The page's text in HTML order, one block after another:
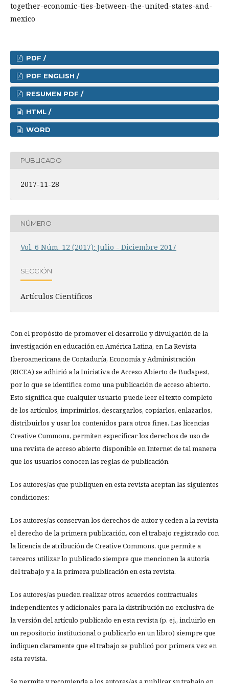
together-economic-ties-between-the-united-states-and-
mexico
PDF /
PDF ENGLISH /
RESUMEN PDF /
HTML /
WORD
PUBLICADO
2017-11-28
NÚMERO
Vol. 6 Núm. 12 (2017): Julio - Diciembre 2017
SECCIÓN
Artículos Científicos
Con el propósito de promover el desarrollo y divulgación de la
investigación en educación en América Latina, en La Revista
Iberoamericana de Contaduría, Economía y Administración
(RICEA) se adhirió a la Iniciativa de Acceso Abierto de Budapest,
por lo que se identifica como una publicación de acceso abierto.
Esto significa que cualquier usuario puede leer el texto completo
de los artículos, imprimirlos, descargarlos, copiarlos, enlazarlos,
distribuirlos y usar los contenidos para otros fines. Las licencias
Creative Cummons, permiten especificar los derechos de uso de
una revista de acceso abierto disponible en Internet de tal manera
que los usuarios conocen las reglas de publicación.
Los autores/as que publiquen en esta revista aceptan las siguientes
condiciones:
Los autores/as conservan los derechos de autor y ceden a la revista
el derecho de la primera publicación, con el trabajo registrado con
la licencia de atribución de Creative Commons, que permite a
terceros utilizar lo publicado siempre que mencionen la autoría
del trabajo y a la primera publicación en esta revista.
Los autores/as pueden realizar otros acuerdos contractuales
independientes y adicionales para la distribución no exclusiva de
la versión del artículo publicado en esta revista (p. ej., incluirlo en
un repositorio institucional o publicarlo en un libro) siempre que
indiquen claramente que el trabajo se publicó por primera vez en
esta revista.